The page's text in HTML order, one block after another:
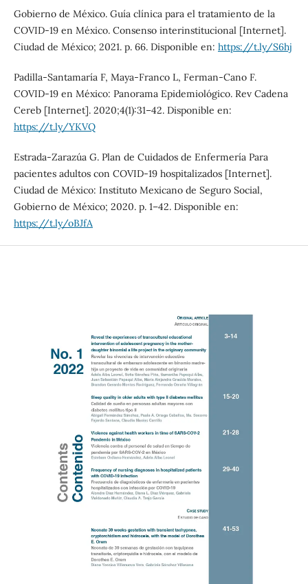
Gobierno de México. Guía clínica para el tratamiento de la
COVID-19 en México. Consenso interinstitucional [Internet].
Ciudad de México; 2021. p. 66. Disponible en: https://t.ly/S6hj
Padilla-Santamaría F, Maya-Franco L, Ferman-Cano F.
COVID-19 en México: Panorama Epidemiológico. Rev Cadena
Cereb [Internet]. 2020;4(1):31–42. Disponible en:
https://t.ly/YKVQ
Estrada-Zarazúa G. Plan de Cuidados de Enfermería Para
pacientes adultos con COVID-19 hospitalizados [Internet].
Ciudad de México: Instituto Mexicano de Seguro Social,
Gobierno de México; 2020. p. 1–42. Disponible en:
https://t.ly/oBJfA